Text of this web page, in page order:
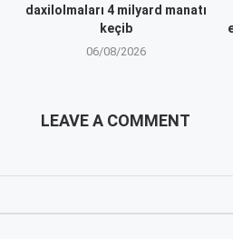
daxilolmaları 4 milyard manatı
keçib
06/08/2026
LEAVE A COMMENT